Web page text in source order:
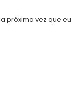
próxima vez que eu